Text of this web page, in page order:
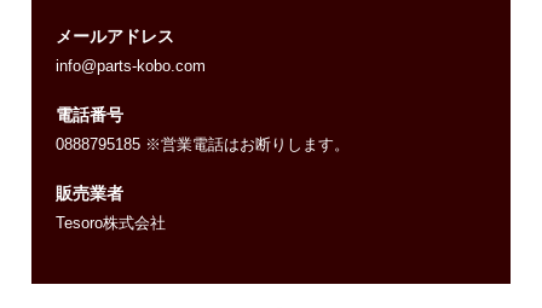
メールアドレス
info@parts-kobo.com
電話番号
0888795185 ※営業電話はお断りします。
販売業者
Tesoro株式会社